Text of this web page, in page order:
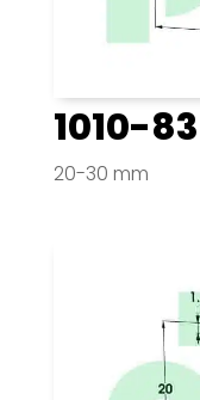
1010-83
20-30 mm